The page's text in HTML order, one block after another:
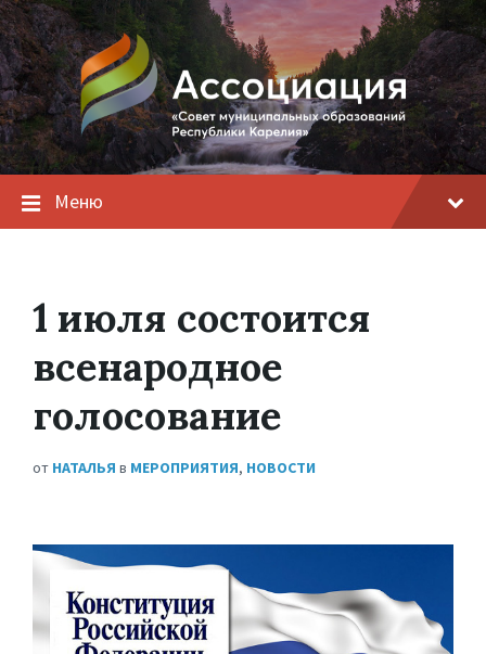
Меню
1 июля состоится
всенародное
голосование
от НАТАЛЬЯ в МЕРОПРИЯТИЯ, НОВОСТИ